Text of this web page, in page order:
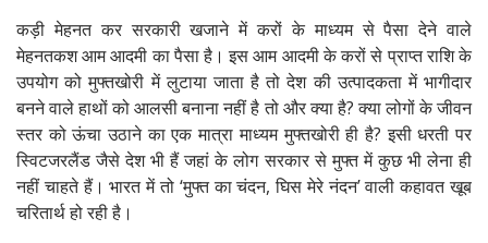
कड़ी मेहनत कर सरकारी खजाने में करों के माध्यम से पैसा देने वाले
मेहनतकश आम आदमी का पैसा है। इस आम आदमी के करों से प्राप्त राशि के
उपयोग को मुफ्तखोरी में लुटाया जाता है तो देश की उत्पादकता में भागीदार
बनने वाले हाथों को आलसी बनाना नहीं है तो और क्या है? क्या लोगों के जीवन
स्तर को ऊंचा उठाने का एक मात्रा माध्यम मुफ्तखोरी ही है? इसी धरती पर
स्विटजरलैंड जैसे देश भी हैं जहां के लोग सरकार से मुफ्त में कुछ भी लेना ही
नहीं चाहते हैं। भारत में तो ‘मुफ्त का चंदन, घिस मेरे नंदन’ वाली कहावत खूब
चरितार्थ हो रही है।